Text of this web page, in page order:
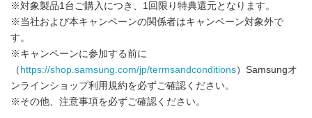
※対象製品1台ご購入につき、1回限り特典還元となります。
※当社および本キャンペーンの関係者はキャンペーン対象外で
す。
※キャンペーンに参加する前に
（ https://shop.samsung.com/jp/termsandconditions）Samsungオ
ンラインショップ利用規約を必ずご確認ください。
※その他、注意事項を必ずご確認ください。